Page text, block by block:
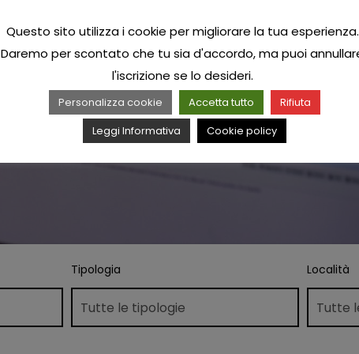
Tipologia Località
Questo sito utilizza i cookie per migliorare la tua esperienza.
Daremo per scontato che tu sia d'accordo, ma puoi
l'iscrizione se lo desideri.
Personalizza cookie Accetta tutto
Rifiuta
Leggi Informativa
Cookie policy